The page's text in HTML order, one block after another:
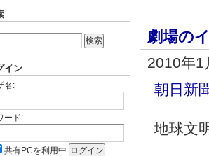
劇場の
2010年1
朝日新
地球文
イン
名:
ード:
共有PCを利用中